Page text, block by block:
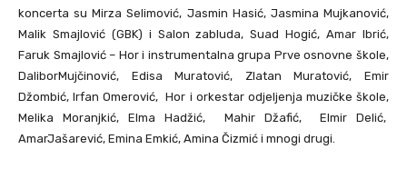
koncerta su Mirza Selimović, Jasmin Hasić, Jasmina Mujkanović,
Malik Smajlović (GBK) i Salon zabluda, Suad Hogić, Amar Ibrić,
Faruk Smajlović – Hor i instrumentalna grupa Prve osnovne škole,
DaliborMujčinović, Edisa Muratović, Zlatan Muratović, Emir
Džombić, Irfan Omerović, Hor i orkestar odjeljenja muzičke škole,
Melika Moranjkić, Elma Hadžić, Mahir Džafić, Elmir Delić,
AmarJašarević, Emina Emkić, Amina Čizmić i mnogi drugi.